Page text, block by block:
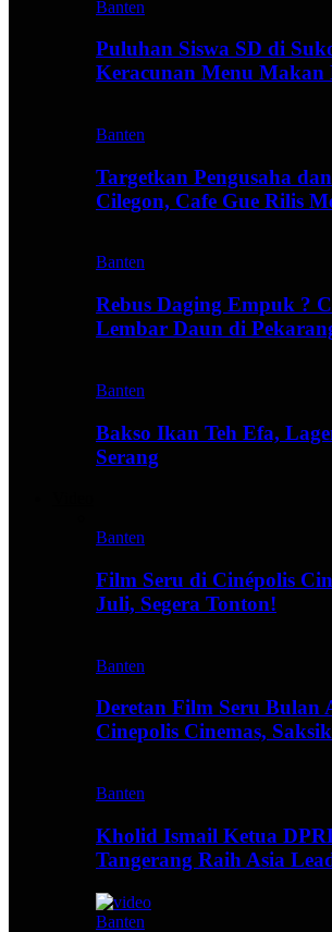
Banten
Puluhan Siswa SD di
Keracunan Menu Makan
Banten
Targetkan Pengusaha
Cilegon, Cafe Gue Rilis
Banten
Rebus Daging Empuk ?
Lembar Daun di
Banten
Bakso Ikan Teh Efa,
Serang
Banten
Film Seru di Cinépolis
Juli, Segera Tonton!
Banten
Deretan Film Seru Bulan
Cinepolis Cinemas,
Banten
Kholid Ismail Ketua
Tangerang Raih Asia
Banten